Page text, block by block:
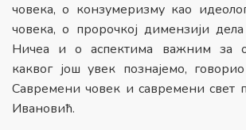
човека, о конзумеризму као
човека, о пророчкој димензији
Ничеа и о аспектима важним за
каквог још увек познајемо,
Савремени човек и савремени свет
Ивановић.